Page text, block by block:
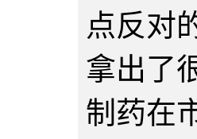
点反对
拿出了
制药在